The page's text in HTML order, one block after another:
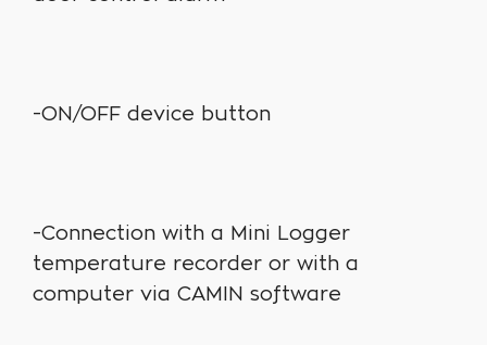
-ON/OFF device button
-Connection with a Mini Logger
temperature recorder or with a
computer via CAMIN software